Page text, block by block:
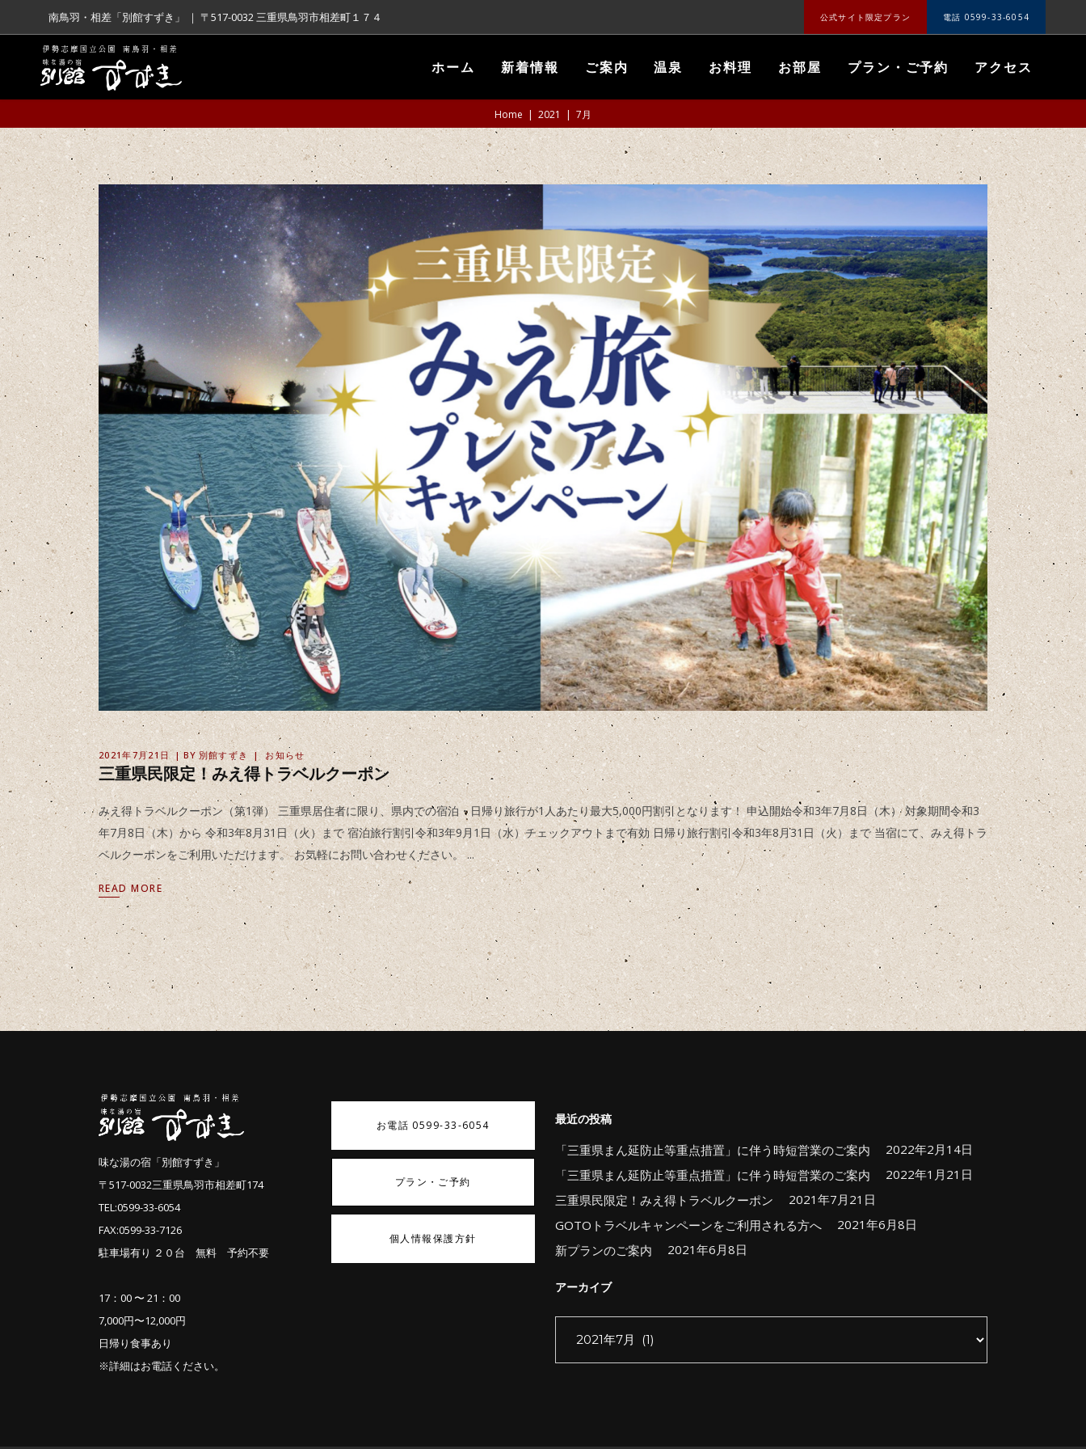
南鳥羽・相差「別館すずき」 ｜ 〒517-0032 三重県鳥羽市相差町１７４ 公式サイト限定プラン 電話 0599-33-6054
ホーム 新着情報 ご案内 温泉 お料理 お部屋 プラン・ご予約 アクセス
Home | 2021 | 7月
2021年7月21日 BY別館すずき お知らせ
三重県民限定！みえ得トラベルクーポン
みえ得トラベルクーポン（第1弾） 三重県居住者に限り、県内での宿泊・日帰り旅行が1人あたり最大5,000円割引となります！ 申込開始令和3年7月8日（木） 対象期間令和3
年7月8日（木）から 令和3年8月31日（火）まで 宿泊旅行割引令和3年9月1日（水）チェックアウトまで有効 日帰り旅行割引令和3年8月31日（火）まで 当宿にて、みえ得トラ
ベルクーポンをご利用いただけます。 お気軽にお問い合わせください。
READ MORE
味な湯の宿「別館すずき」
〒517-0032三重県鳥羽市相差町174
TEL:0599-33-6054
FAX:0599-33-7126
駐車場有り ２０台 無料 予約不要
17：00 〜 21：00
7,000円〜12,000円
日帰り食事あり
※詳細はお電話ください。
お電話 0599-33-6054
プラン・ご予約
個人情報保護方針
最近の投稿
「三重県まん延防止等重点措置」に伴う時短営業のご案内
2022年2月14日
「三重県まん延防止等重点措置」に伴う時短営業のご案内
2022年1月21日
三重県民限定！みえ得トラベルクーポン
2021年7月21日
GOTOトラベルキャンペーンをご利用される方へ
2021年6月8日
新プランのご案内
2021年6月8日
アーカイブ
ア
カ